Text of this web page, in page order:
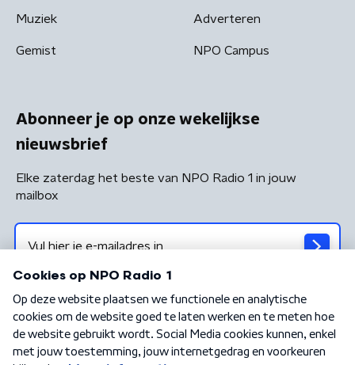
Muziek
Gemist
Adverteren
NPO Campus
Abonneer je op onze wekelijkse
nieuwsbrief
Elke zaterdag het beste van NPO Radio 1 in jouw
mailbox
Algemene voorwaarden